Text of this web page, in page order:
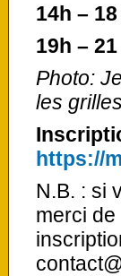
14h –
19h –
Photo:
les
https://
N.B. : si
merci